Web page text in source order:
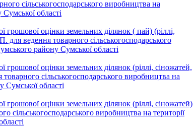
сільськогосподарського виробництва на
Сумської області
грошової оцінки земельних ділянок ( пай) (ріллі,
ведення товарного сільськогосподарського
району Сумської області
грошової оцінки земельних ділянок (ріллі, сіножатей,
сільськогосподарського виробництва на
Сумської області
грошової оцінки земельних ділянок (ріллі, сіножатей)
сільськогосподарського виробництва на території